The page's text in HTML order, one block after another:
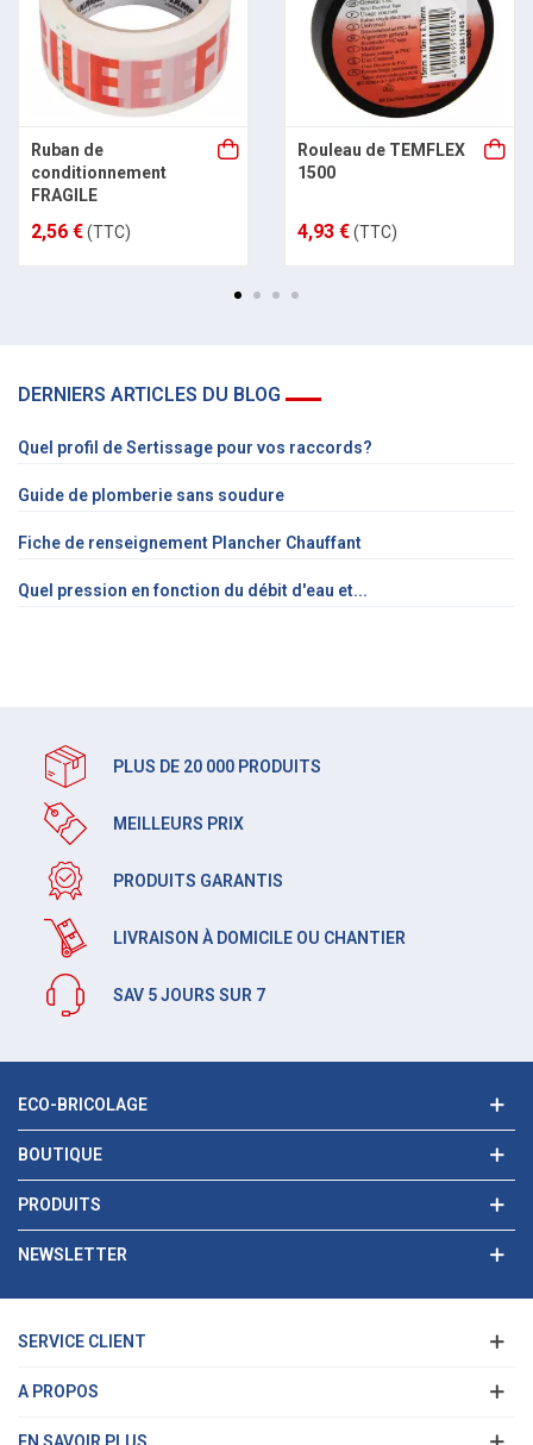
Ruban de
conditionnement
FRAGILE
2,56 €(TTC)
Rouleau de TEMFLEX
1500
4,93 €(TTC)
DERNIERS ARTICLES DU BLOG
Quel profil de Sertissage pour vos raccords?
Guide de plomberie sans soudure
Fiche de renseignement Plancher Chauffant
Quel pression en fonction du débit d'eau et...
PLUS DE 20 000 PRODUITS
MEILLEURS PRIX
PRODUITS GARANTIS
LIVRAISON À DOMICILE OU CHANTIER
SAV 5 JOURS SUR 7
ECO-BRICOLAGE
BOUTIQUE
PRODUITS
NEWSLETTER
SERVICE CLIENT
A PROPOS
EN SAVOIR PLUS